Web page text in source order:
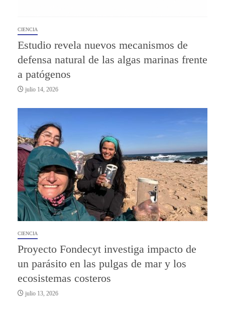
CIENCIA
Estudio revela nuevos mecanismos de
defensa natural de las algas marinas frente
a patógenos
julio 14, 2026
CIENCIA
Proyecto Fondecyt investiga impacto de
un parásito en las pulgas de mar y los
ecosistemas costeros
julio 13, 2026